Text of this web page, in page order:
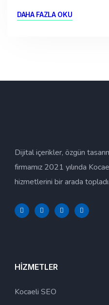
DAHA FAZLA OKU
Dijital içerikler, özgün
firmamız 2021 yılında
hizmetlerini bir arada topladı.
HIZMETLER
Kocaeli SEO